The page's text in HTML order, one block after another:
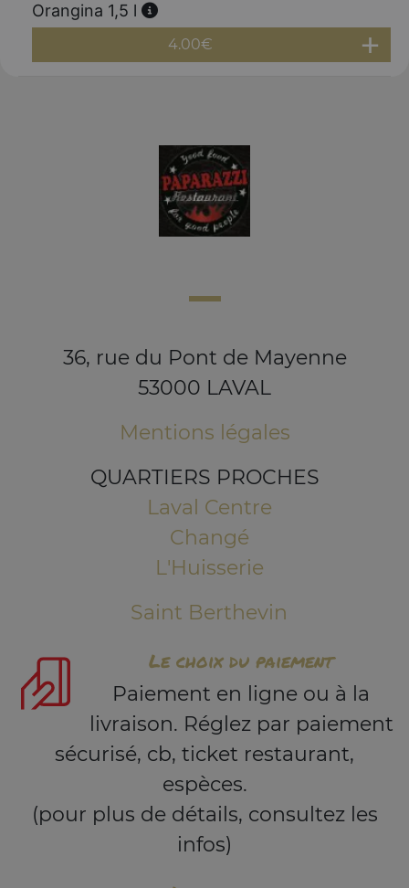
Orangina 1,5 l
4.00€
36, rue du Pont de Mayenne
53000 LAVAL
Mentions légales
QUARTIERS PROCHES
Laval Centre
Changé
L'Huisserie
Saint Berthevin
Le choix du paiement
Paiement en ligne ou à la
livraison. Réglez par paiement
sécurisé, cb, ticket restaurant,
espèces.
(pour plus de détails, consultez les
infos)